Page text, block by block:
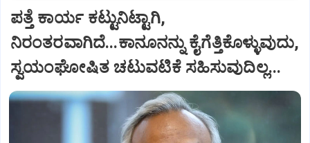
ಪತ್ತೆ ಕಾರ್ಯ ಕಟ್ಟುನಿಟ್ಟಾಗಿ,
ನಿರಂತರವಾಗಿದೆ...ಕಾನೂನನ್ನು ಕೈಗೆತ್ತಿಕೊಳ್ಳುವುದು,
ಸ್ವಯಂಘೋಷಿತ ಚಟುವಟಿಕೆ ಸಹಿಸುವುದಿಲ್ಲ...